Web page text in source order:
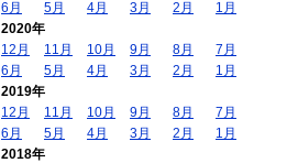
6月
5月 4月 3月 2月
1月
2020年
12月
11月 10月 9月 8月
7月
6月
5月 4月 3月 2月
1月
2019年
12月
11月 10月 9月 8月
7月
6月
5月 4月 3月 2月
1月
2018年